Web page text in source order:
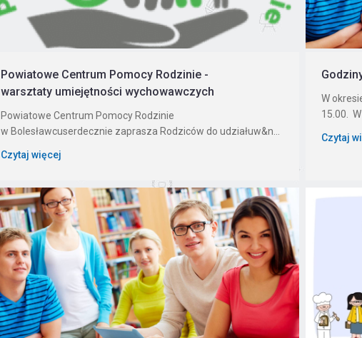
Powiatowe Centrum Pomocy Rodzinie -
warsztaty umiejętności wychowawczych
Powiatowe Centrum Pomocy Rodzinie
w Bolesławcuserdecznie zaprasza Rodziców do udziałuw&n...
Czytaj więcej
W
15.00.
Czytaj